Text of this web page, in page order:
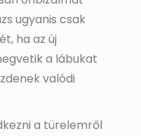
ugyanis csak
ha az új
a lábukat
valódi
a türelemről